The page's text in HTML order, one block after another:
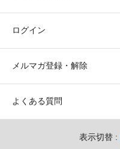
ログイン
メルマガ登録・解除
よくある質問
表示切替 :